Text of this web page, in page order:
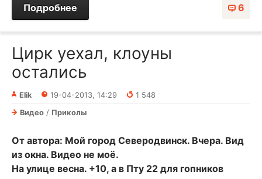
6
Подробнее
Цирк уехал, клоуны
остались
Elik 19-04-2013, 14:29
1 548
Видео / Приколы
От автора: Мой город Северодвинск. Вчера. Вид
из окна. Видео не моё.
На улице весна. +10, а в Пту 22 для гопников